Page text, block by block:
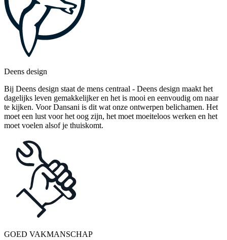
Deens design
Bij Deens design staat de mens centraal - Deens design maakt het
dagelijks leven gemakkelijker en het is mooi en eenvoudig om naar
te kijken. Voor Dansani is dit wat onze ontwerpen belichamen. Het
moet een lust voor het oog zijn, het moet moeiteloos werken en het
moet voelen alsof je thuiskomt.
GOED VAKMANSCHAP